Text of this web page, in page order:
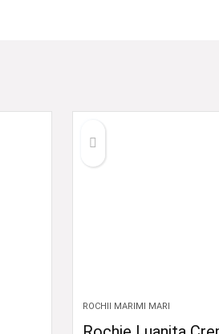
ROCHII MARIMI MARI